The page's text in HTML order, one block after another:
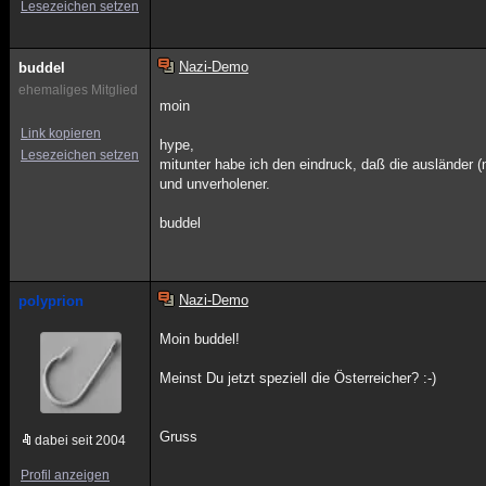
Lesezeichen setzen
buddel
ehemaliges Mitglied
Link kopieren
Lesezeichen setzen
Nazi-Demo
moin
hype,
mitunter habe ich den eindruck, daß die ausländer
und unverholener.
buddel
polyprion
dabei seit 2004
Profil anzeigen
Nazi-Demo
Moin buddel!
Meinst Du jetzt speziell die Österreicher? :-)
Gruss